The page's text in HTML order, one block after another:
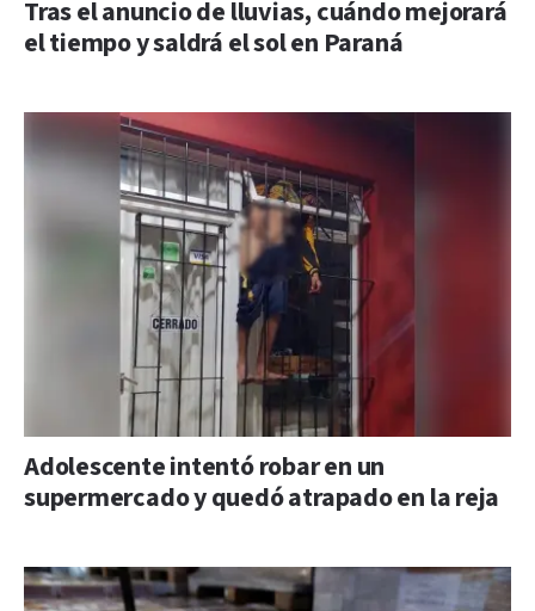
Tras el anuncio de lluvias, cuándo mejorará
el tiempo y saldrá el sol en Paraná
Adolescente intentó robar en un
supermercado y quedó atrapado en la reja